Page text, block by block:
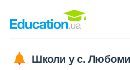
Школи у с.